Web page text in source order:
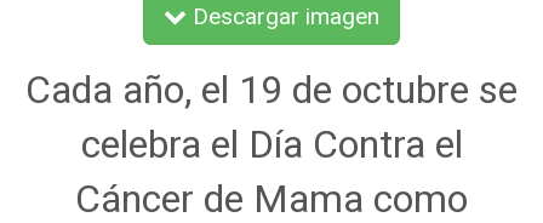
Descargar imagen
Cada año, el 19 de octubre se
celebra el Día Contra el
Cáncer de Mama como